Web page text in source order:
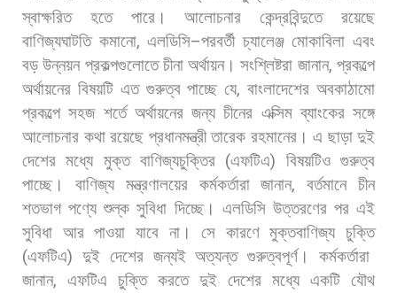
স্বাক্ষরিত
হতে পারে। আলোচনার কেন্দ্রবিন্দুতে
রয়েছে
বাণিজ্যঘাটতি কমানো,এলডিসি–পরবর্তী চ্যালেঞ্জ মোকাবিলা এবং
বড় উন্নয়ন প্রকল্পগুলোতে চীনা অর্থায়ন। সংশ্লিষ্টরা জানান,প্রকল্পে
অর্থায়নের বিষয়টি এত গুরুত্ব পাচ্ছে যে,বাংলাদেশের অবকাঠামো
প্রকল্পে সহজ শর্তে অর্থায়নের জন্য চীনের এক্সিম ব্যাংকের সঙ্গে
আলোচনার কথা রয়েছে প্রধানমন্ত্রী তারেক রহমানের। এ ছাড়া দুই
দেশের মধ্যে মুক্ত বাণিজ্যচুক্তির (এফটিএ) বিষয়টিও গুরুত্ব
পাচ্ছে। বাণিজ্য
মন্ত্রণালয়ের কর্মকর্তারা জানান,বর্তমানে
চীন
শতভাগ পণ্যে শুল্ক সুবিধা দিচ্ছে। এলডিসি উত্তরণের পর এই
সুবিধা আর পাওয়া যাবে না। সে কারণে মুক্তবাণিজ্য চুক্তি
(এফটিএ) দুই দেশের জন্যই অত্যন্ত গুরুত্বপূর্ণ।
কর্মকর্তারা
জানান, এফটিএ চুক্তি করতে দুই দেশের মধ্যে একটি যৌথ